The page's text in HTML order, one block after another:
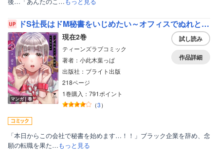
ドS社長はドM秘書をいじめたい～オフィスでぬれとろ玩具レビュー～【コミックス版】【電子限定漫画付きRenta！特別版】
マンガ｜巻
現在2巻
ティーンズラブコミック
著者：小此木葉っぱ
出版社：ブライト出版
218ページ
1巻購入：791ポイント
（3）
試し読み
作品詳細
「本日からこの会社で秘書を始めます…！！」ブラック企業を辞め、念
願の転職を果た…もっと見る